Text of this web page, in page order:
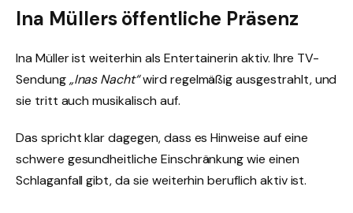
Ina Müllers öffentliche Präsenz
Ina Müller ist weiterhin als Entertainerin aktiv. Ihre TV-
Sendung„Inas Nacht“wird regelmäßig ausgestrahlt, und
sie tritt auch musikalisch auf.
Das spricht klar dagegen, dass es Hinweise auf eine
schwere gesundheitliche Einschränkung wie einen
Schlaganfall gibt, da sie weiterhin beruflich aktiv ist.